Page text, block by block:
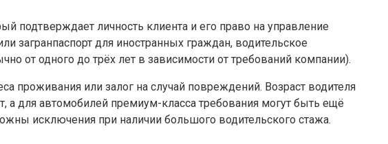
подтверждает личность клиента и его право на управление
загранпаспорт для иностранных граждан, водительское
от одного до трёх лет в зависимости от требований компании).
проживания или залог на случай повреждений. Возраст водителя
для автомобилей премиум-класса требования могут быть ещё
исключения при наличии большого водительского стажа.